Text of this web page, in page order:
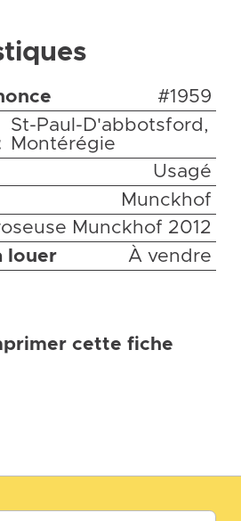
#1959
St-Paul-D'abbotsford,
Montérégie
Usagé
Munckhof
Munckhof 2012
louer
À vendre
cette fiche